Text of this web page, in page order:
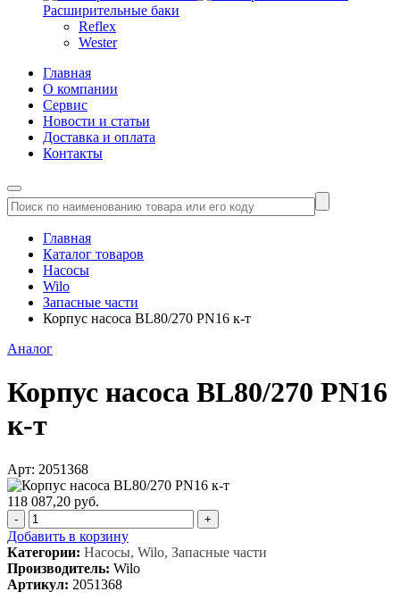
Расширительные баки
Reflex
Wester
Главная
О компании
Сервис
Новости и статьи
Доставка и оплата
Контакты
Главная
Каталог товаров
Насосы
Wilo
Запасные части
Корпус насоса BL80/270 PN16 к-т
Аналог
Корпус насоса BL80/270 PN16
к-т
Арт: 2051368
118 087,20 руб.
- +
Добавить в корзину
Категории: Насосы, Wilo, Запасные части
Производитель: Wilo
Артикул: 2051368